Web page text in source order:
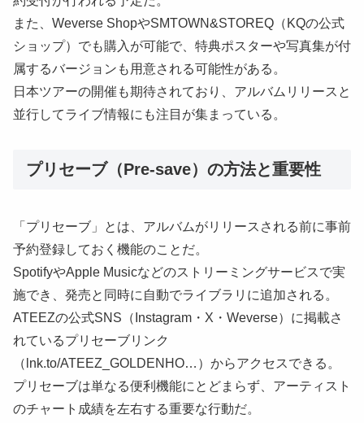
また、Weverse ShopやSMTOWN&STOREQ（KQの公式
ショップ）でも購入が可能で、特典ポスターや写真集が付
属するバージョンも用意される可能性がある。
日本ツアーの開催も期待されており、アルバムリリースと
並行してライブ情報にも注目が集まっている。
プリセーブ（Pre-save）の方法と重要性
「プリセーブ」とは、アルバムがリリースされる前に事前
予約登録しておく機能のことだ。
SpotifyやApple Musicなどのストリーミングサービスで実
施でき、発売と同時に自動でライブラリに追加される。
ATEEZの公式SNS（Instagram・X・Weverse）に掲載さ
れているプリセーブリンク
（lnk.to/ATEEZ_GOLDENHO…）からアクセスできる。
プリセーブは単なる便利機能にとどまらず、アーティスト
のチャート成績を左右する重要な行動だ。